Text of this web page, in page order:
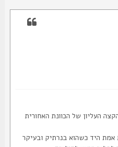
של הכוונת האחורית
היד כשהוא בנרתיק ובעיקר